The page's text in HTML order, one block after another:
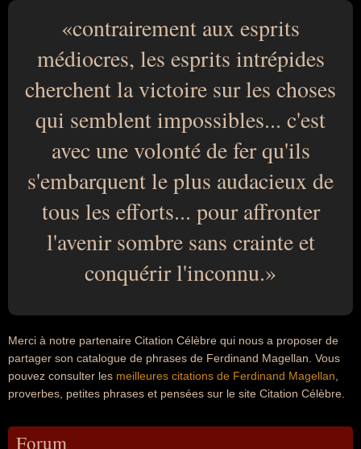
contrairement aux esprits
médiocres, les esprits intrépides
cherchent la victoire sur les choses
qui semblent impossibles... c'est
avec une volonté de fer qu'ils
s'embarquent le plus audacieux de
tous les efforts... pour affronter
l'avenir sombre sans crainte et
conquérir l'inconnu.
Merci à notre partenaire Citation Célèbre qui nous a proposer de
partager son catalogue de phrases de Ferdinand Magellan. Vous
pouvez consulter les meilleures citations de Ferdinand Magellan
proverbes, petites phrases et pensées sur le site Citation Célèbre.
Forum